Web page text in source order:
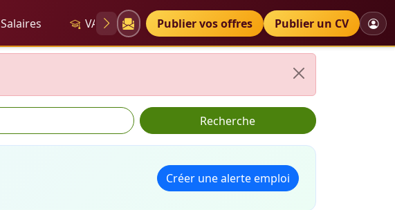
Salaires VAE Diplômes Petites annonces
Publier vos offres Publier un CV
Recherche
Créer une alerte emploi